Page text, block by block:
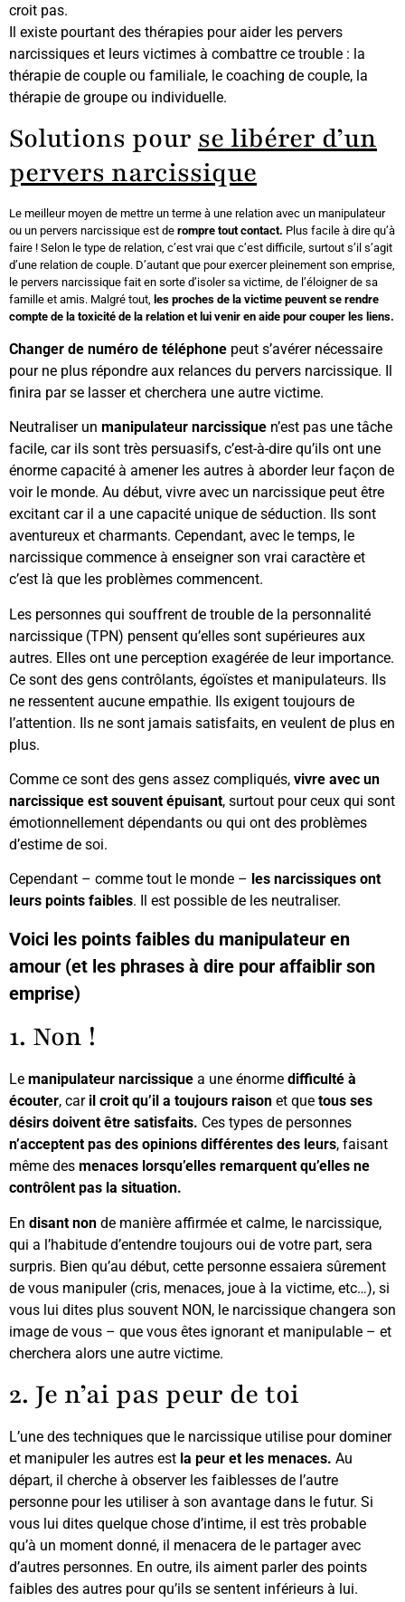
croit pas.
Il existe pourtant des thérapies pour aider les pervers
narcissiques et leurs victimes à combattre ce trouble : la
thérapie de couple ou familiale, le coaching de couple, la
thérapie de groupe ou individuelle.
Solutions pour se libérer d’un
pervers narcissique
Le meilleur moyen de mettre un terme à une relation avec un manipulateur
ou un pervers narcissique est de rompre tout contact. Plus facile à dire qu’à
faire ! Selon le type de relation, c’est vrai que c’est difficile, surtout s’il s’agit
d’une relation de couple. D’autant que pour exercer pleinement son emprise,
le pervers narcissique fait en sorte d’isoler sa victime, de l’éloigner de sa
famille et amis. Malgré tout, les proches de la victime peuvent se rendre
compte de la toxicité de la relation et lui venir en aide pour couper les liens.
Changer de numéro de téléphone peut s’avérer nécessaire
pour ne plus répondre aux relances du pervers narcissique. Il
finira par se lasser et cherchera une autre victime.
Neutraliser un manipulateur narcissique n’est pas une tâche
facile, car ils sont très persuasifs, c’est-à-dire qu’ils ont une
énorme capacité à amener les autres à aborder leur façon de
voir le monde. Au début, vivre avec un narcissique peut être
excitant car il a une capacité unique de séduction. Ils sont
aventureux et charmants. Cependant, avec le temps, le
narcissique commence à enseigner son vrai caractère et
c’est là que les problèmes commencent.
Les personnes qui souffrent de trouble de la personnalité
narcissique (TPN) pensent qu’elles sont supérieures aux
autres. Elles ont une perception exagérée de leur importance.
Ce sont des gens contrôlants, égoïstes et manipulateurs. Ils
ne ressentent aucune empathie. Ils exigent toujours de
l’attention. Ils ne sont jamais satisfaits, en veulent de plus en
plus.
Comme ce sont des gens assez compliqués, vivre avec un
narcissique est souvent épuisant, surtout pour ceux qui sont
émotionnellement dépendants ou qui ont des problèmes
d’estime de soi.
Cependant – comme tout le monde – les narcissiques ont
leurs points faibles. Il est possible de les neutraliser.
Voici les points faibles du manipulateur en
amour (et les phrases à dire pour affaiblir son
emprise)
1. Non !
Le manipulateur narcissique a une énorme difficulté à
écouter, car il croit qu’il a toujours raison et que tous ses
désirs doivent être satisfaits. Ces types de personnes
n’acceptent pas des opinions différentes des leurs, faisant
même des menaces lorsqu’elles remarquent qu’elles ne
contrôlent pas la situation.
En disant non de manière affirmée et calme, le narcissique,
qui a l’habitude d’entendre toujours oui de votre part, sera
surpris. Bien qu’au début, cette personne essaiera sûrement
de vous manipuler (cris, menaces, joue à la victime, etc…), si
vous lui dites plus souvent NON, le narcissique changera son
image de vous – que vous êtes ignorant et manipulable – et
cherchera alors une autre victime.
2. Je n’ai pas peur de toi
L’une des techniques que le narcissique utilise pour dominer
et manipuler les autres est la peur et les menaces. Au
départ, il cherche à observer les faiblesses de l’autre
personne pour les utiliser à son avantage dans le futur. Si
vous lui dites quelque chose d’intime, il est très probable
qu’à un moment donné, il menacera de le partager avec
d’autres personnes. En outre, ils aiment parler des points
faibles des autres pour qu’ils se sentent inférieurs à lui.